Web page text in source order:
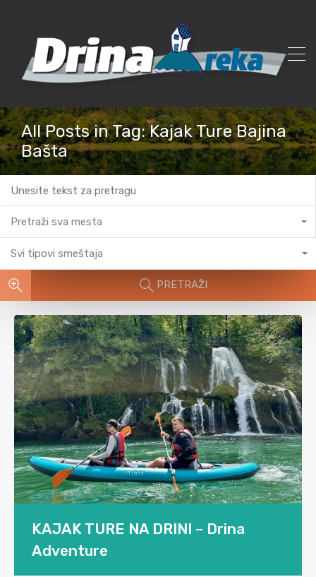
All Posts in Tag: Kajak Ture Bajina
Bašta
Pretraži sva mesta
Svi tipovi smeštaja
PRETRAŽI
KAJAK TURE NA DRINI – Drina
Adventure